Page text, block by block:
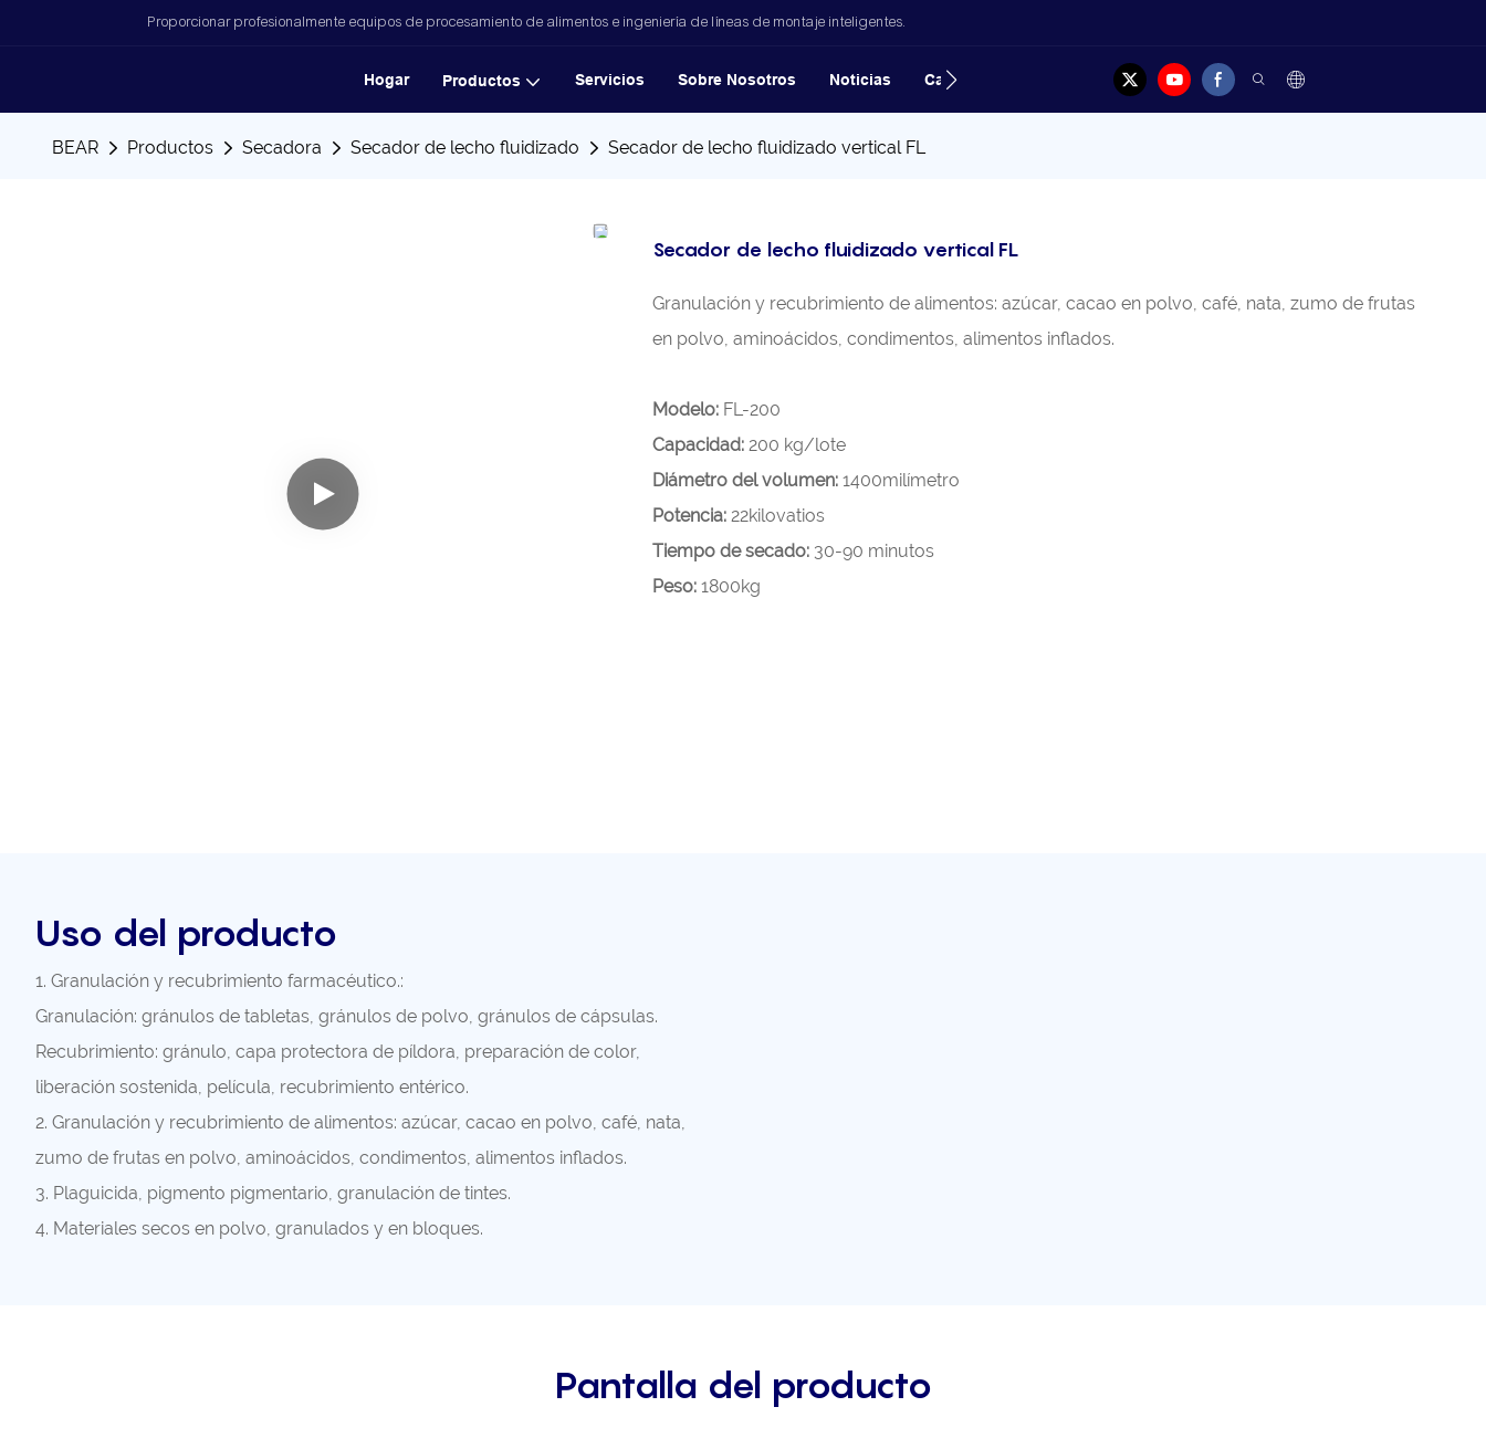
Proporcionar profesionalmente equipos de procesamiento de alimentos e ingeniería de líneas de montaje inteligentes.
Hogar Productos Servicios Sobre Nosotros Noticias Casos
BEAR Productos Secadora Secador de lecho fluidizado Secador de lecho fluidizado vertical FL
Secador de lecho fluidizado vertical FL
Granulación y recubrimiento de alimentos: azúcar, cacao en polvo, café, nata, zumo de frutas
en polvo, aminoácidos, condimentos, alimentos inflados.
Modelo: FL-200
Capacidad:200 kg/lote
Diámetro del volumen:1400milímetro
Potencia:22kilovatios
Tiempo de secado: 30-90 minutos
Peso:1800kg
Uso del producto
1. Granulación y recubrimiento farmacéutico.:
Granulación: gránulos de tabletas, gránulos de polvo, gránulos de cápsulas.
Recubrimiento: gránulo, capa protectora de píldora, preparación de color,
liberación sostenida, película, recubrimiento entérico.
2. Granulación y recubrimiento de alimentos: azúcar, cacao en polvo, café, nata,
zumo de frutas en polvo, aminoácidos, condimentos, alimentos inflados.
3. Plaguicida, pigmento pigmentario, granulación de tintes.
4. Materiales secos en polvo, granulados y en bloques.
Pantalla del producto